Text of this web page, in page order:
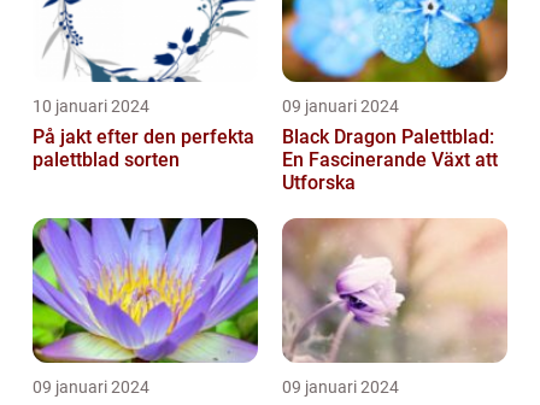
10 januari 2024
På jakt efter den perfekta
palettblad sorten
09 januari 2024
Black Dragon Palettblad:
En Fascinerande Växt att
Utforska
09 januari 2024 09 januari 2024